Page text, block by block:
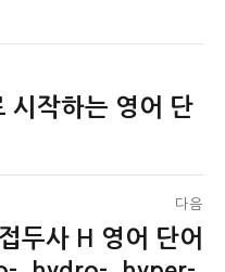
시작하는 영어 단
다음
두사 H 영어 단어